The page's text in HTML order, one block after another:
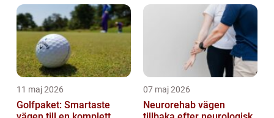
11 maj 2026
Golfpaket: Smartaste
07 maj 2026
Neurorehab vägen